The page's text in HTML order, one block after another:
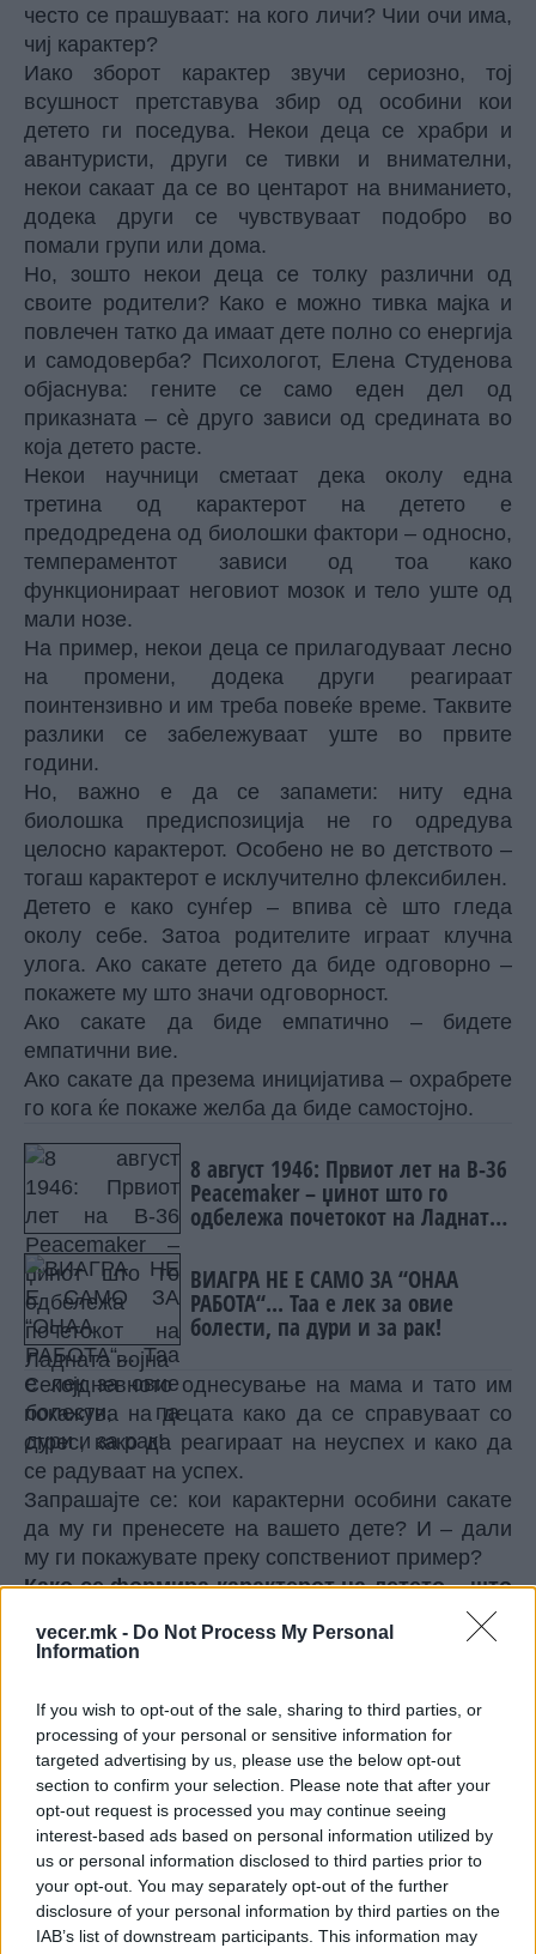
vecer.mk - Do Not Process My Personal
Information
If you wish to opt-out of the sale, sharing to third parties, or
processing of your personal or sensitive information for
targeted advertising by us, please use the below opt-out
section to confirm your selection. Please note that after your
opt-out request is processed you may continue seeing
interest-based ads based on personal information utilized by
us or personal information disclosed to third parties prior to
your opt-out. You may separately opt-out of the further
disclosure of your personal information by third parties on the
IAB’s list of downstream participants. This information may
често се прашуваат: на кого личи? Чии очи има,
чиј карактер?
Иако зборот карактер звучи сериозно, тој
всушност претставува збир од особини кои
детето ги поседува. Некои деца се храбри и
авантуристи, други се тивки и внимателни,
некои сакаат да се во центарот на вниманието,
додека други се чувствуваат подобро во
помали групи или дома.
Но, зошто некои деца се толку различни од
своите родители? Како е можно тивка мајка и
повлечен татко да имаат дете полно со енергија
и самодоверба? Психологот, Елена Студенова
објаснува: гените се само еден дел од
приказната – сè друго зависи од средината во
која детето расте.
Некои научници сметаат дека околу една
третина од карактерот на детето е
предодредена од биолошки фактори – односно,
темпераментот зависи од тоа како
функционираат неговиот мозок и тело уште од
мали нозе.
На пример, некои деца се прилагодуваат лесно
на промени, додека други реагираат
поинтензивно и им треба повеќе време. Таквите
разлики се забележуваат уште во првите
години.
Но, важно е да се запамети: ниту една
биолошка предиспозиција не го одредува
целосно карактерот. Особено не во детството –
тогаш карактерот е исклучително флексибилен.
Детето е како сунѓер – впива сè што гледа
околу себе. Затоа родителите играат клучна
улога. Ако сакате детето да биде одговорно –
покажете му што значи одговорност.
Ако сакате да биде емпатично – бидете
емпатични вие.
Ако сакате да презема иницијатива – охрабрете
го кога ќе покаже желба да биде самостојно.
8 август 1946: Првиот лет на B-36
Peacemaker – џинот што го
одбележа почетокот на Ладната
ВИАГРА НЕ Е САМО ЗА “ОНАА
РАБОТА“... Таа е лек за овие
болести, па дури и за рак!
Секојдневното однесување на мама и тато им
покажува на децата како да се справуваат со
стрес, како да реагираат на неуспех и како да
се радуваат на успех.
Запрашајте се: кои карактерни особини сакате
да му ги пренесете на вашето дете? И – дали
му ги покажувате преку сопствениот пример?
Како се формира карактерот на детето – што
е наследно, а што доаѓа од воспитувањето?
Семејството е важно, но не е единствено.
секојдневните искуства исто така имаат
огромно влијание.
Децата кои се активни во спортови обично
полесно се справуваат со предизвици и
подобро се снаоѓаат во група. Оние кои сакаат
книги почесто развиваат емпатија и лесно
воспоставуваат контакт со различни луѓе.
Поддржете ги интересите на вашето дете.
Овозможете му богати и разновидни искуства –